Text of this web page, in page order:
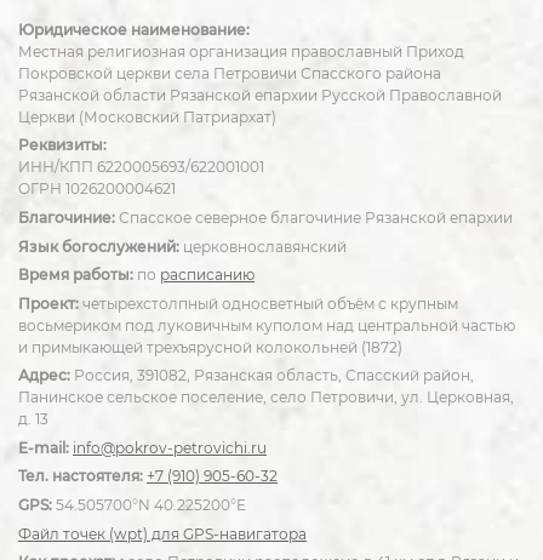
Юридическое наименование:
Местная религиозная организация православный Приход
Покровской церкви села Петровичи Спасского района
Рязанской области Рязанской епархии Русской Православной
Церкви (Московский Патриархат)
Реквизиты:
ИНН/КПП 6220005693/622001001
ОГРН 1026200004621
Благочиние: Спасское северное благочиние Рязанской епархии
Язык богослужений: церковнославянский
Время работы: по расписанию
Проект: четырехстолпный односветный объём с крупным
восьмериком под луковичным куполом над центральной частью
и примыкающей трехъярусной колокольней (1872)
Адрес: Россия, 391082, Рязанская область, Спасский район,
Панинское сельское поселение, село Петровичи, ул. Церковная,
д. 13
E-mail: info@pokrov-petrovichi.ru
Тел. настоятеля: +7 (910) 905-60-32
GPS: 54.505700°N 40.225200°E
Файл точек (wpt) для GPS-навигатора